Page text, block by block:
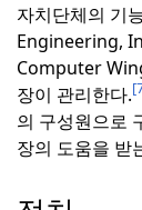
자치단체의 기
Engineering,
Computer
장이 관리한다.
의 구성원으로
장의 도움을 받